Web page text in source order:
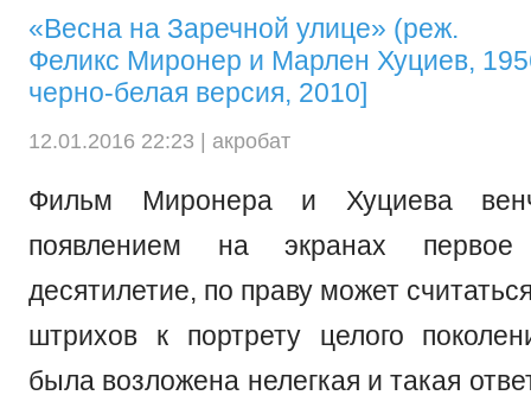
«Весна на Заречной улице» (реж.
Феликс Миронер и Марлен Хуциев,
черно-белая версия, 2010]
12.01.2016 22:23 | акробат
Фильм Миронера и Хуциева
появлением на экранах первое
десятилетие, по праву может
штрихов к портрету целого
была возложена нелегкая и такая